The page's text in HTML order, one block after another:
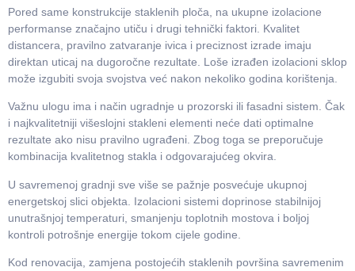
Pored same konstrukcije staklenih ploča, na ukupne izolacione
performanse značajno utiču i drugi tehnički faktori. Kvalitet
distancera, pravilno zatvaranje ivica i preciznost izrade imaju
direktan uticaj na dugoročne rezultate. Loše izrađen izolacioni sklop
može izgubiti svoja svojstva već nakon nekoliko godina korištenja.
Važnu ulogu ima i način ugradnje u prozorski ili fasadni sistem. Čak
i najkvalitetniji višeslojni stakleni elementi neće dati optimalne
rezultate ako nisu pravilno ugrađeni. Zbog toga se preporučuje
kombinacija kvalitetnog stakla i odgovarajućeg okvira.
U savremenoj gradnji sve više se pažnje posvećuje ukupnoj
energetskoj slici objekta. Izolacioni sistemi doprinose stabilnijoj
unutrašnjoj temperaturi, smanjenju toplotnih mostova i boljoj
kontroli potrošnje energije tokom cijele godine.
Kod renovacija, zamjena postojećih staklenih površina savremenim